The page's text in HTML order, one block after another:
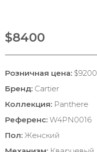
$8400
Розничная цена: $9200
Бренд: Cartier
Коллекция: Panthere
Референс: W4PN0016
Пол: Женский